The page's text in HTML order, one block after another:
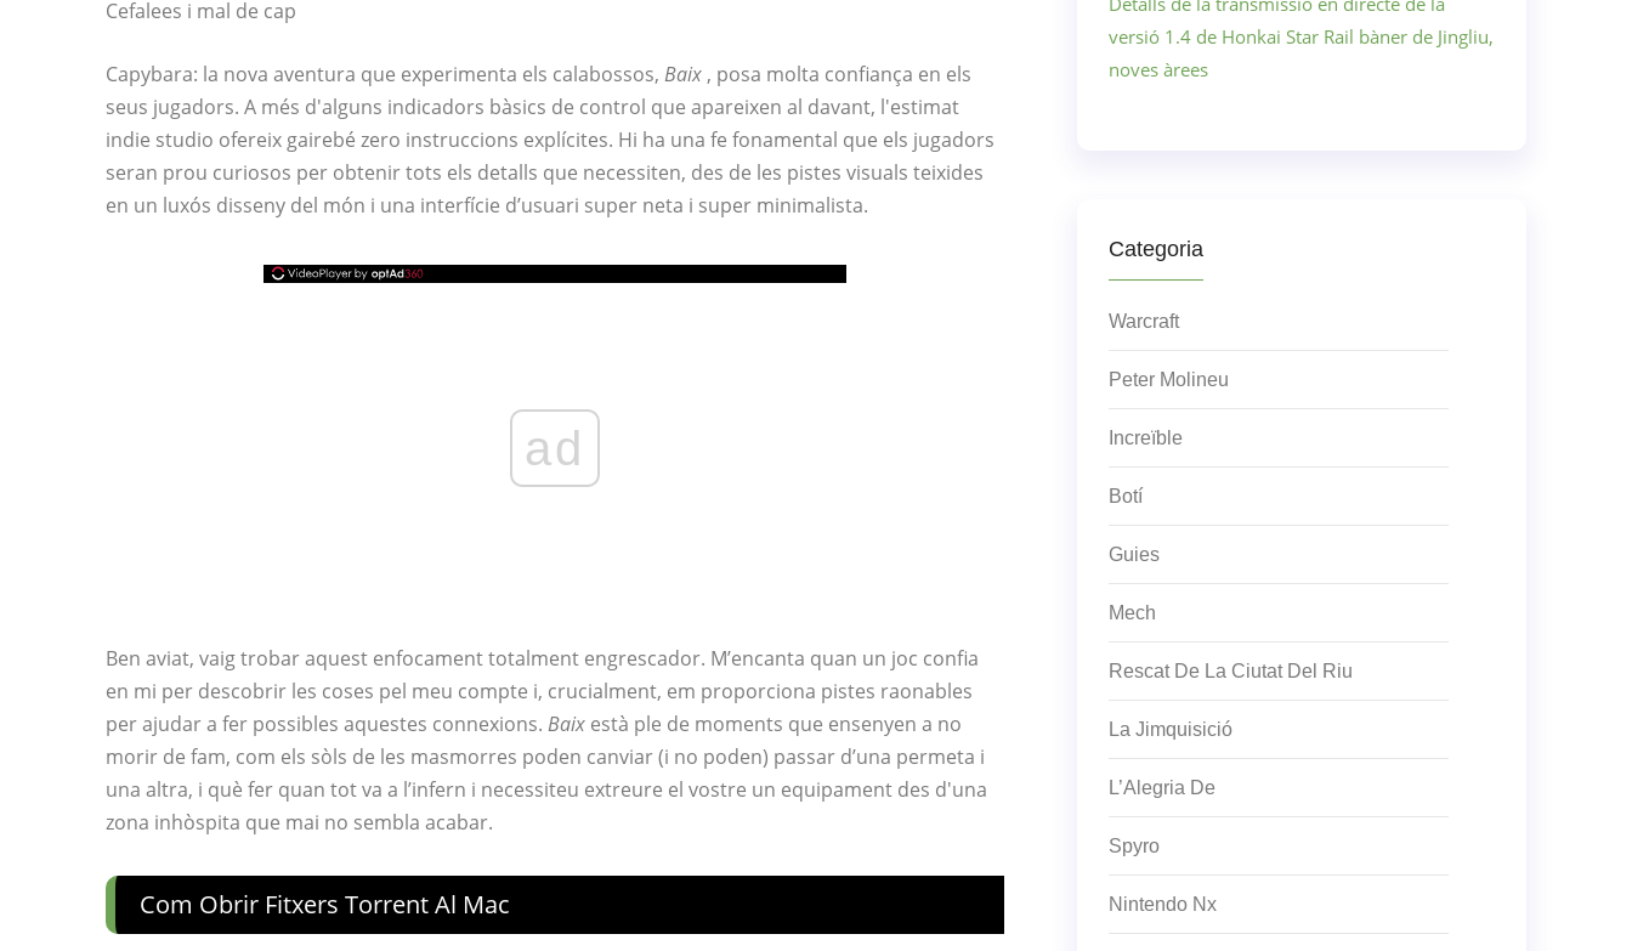
Cefalees i mal de cap
Capybara: la nova aventura que experimenta els calabossos, Baix , posa molta confiança en els
seus jugadors. A més d'alguns indicadors bàsics de control que apareixen al davant, l'estimat
indie studio ofereix gairebé zero instruccions explícites. Hi ha una fe fonamental que els jugadors
seran prou curiosos per obtenir tots els detalls que necessiten, des de les pistes visuals teixides
en un luxós disseny del món i una interfície d’usuari super neta i super minimalista.
ad
Ben aviat, vaig trobar aquest enfocament totalment engrescador. M’encanta quan un joc confia
en mi per descobrir les coses pel meu compte i, crucialment, em proporciona pistes raonables
per ajudar a fer possibles aquestes connexions. Baix està ple de moments que ensenyen a no
morir de fam, com els sòls de les masmorres poden canviar (i no poden) passar d’una permeta i
una altra, i què fer quan tot va a l’infern i necessiteu extreure el vostre un equipament des d'una
zona inhòspita que mai no sembla acabar.
Com Obrir Fitxers Torrent Al Mac
versió 1.4 de Honkai Star Rail bàner de Jingliu,
noves àrees
Categoria
Warcraft
Peter Molineu
Increïble
Botí
Guies
Mech
Rescat De La Ciutat Del Riu
La Jimquisició
L’Alegria De
Spyro
Nintendo Nx